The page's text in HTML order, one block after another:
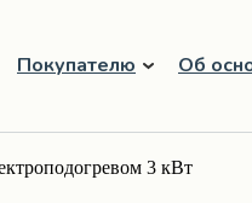
Об
Покупателю
3 кВт